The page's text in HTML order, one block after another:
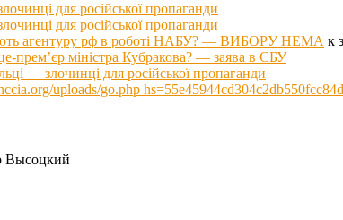
для російської пропаганди
для російської пропаганди
агентуру рф в роботі НАБУ? — ВИБОРУ НЕМА к
прем’єр міністра Кубракова? — заява в СБУ
— злочинці для російської пропаганди
uploads/go.php
Высоцкий